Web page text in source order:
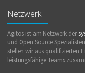
Netzwerk
Agitos ist am Netzwerk der
und Open Source
stellen wir aus qualifizierten
leistungsfähige Teams